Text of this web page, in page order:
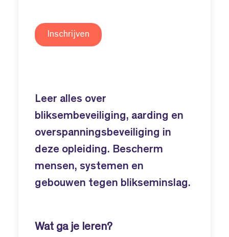
Inschrijven
Leer alles over
bliksembeveiliging, aarding en
overspanningsbeveiliging in
deze opleiding. Bescherm
mensen, systemen en
gebouwen tegen blikseminslag.
Wat ga je leren?